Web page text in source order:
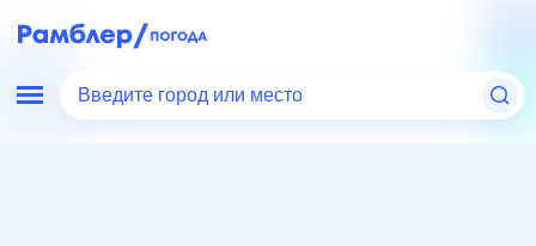
Введите город или место